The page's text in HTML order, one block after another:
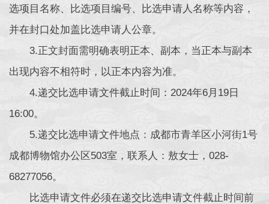
选项目名称、比选项目编号、比选申请人名称等内容，
并在封口处加盖比选申请人公章。
3.正文封面需明确表明正本、副本，当正本与副本
出现内容不相符时，以正本内容为准。
4.递交比选申请文件截止时间：2024年6月19日
16:00。
5.递交比选申请文件地点：成都市青羊区小河街1号
成都博物馆办公区503室，联系人：敖女士，028-
68277056。
比选申请文件必须在递交比选申请文件截止时间前